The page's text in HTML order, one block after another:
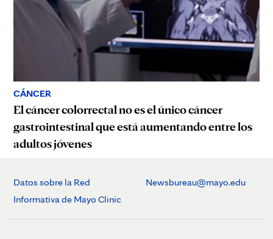
CÁNCER
El cáncer colorrectal no es el único cáncer
gastrointestinal que está aumentando entre los
adultos jóvenes
Datos sobre la Red
Informativa de Mayo Clinic
Newsbureau@mayo.edu